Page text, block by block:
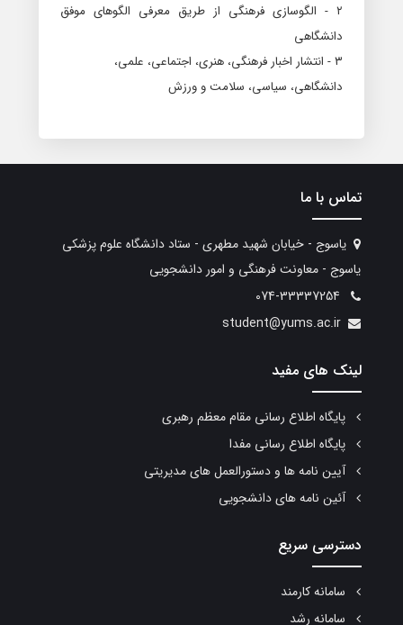
۲ - الگوسازی فرهنگی از طریق معرفی الگوهای موفق
دانشگاهی
۳- انتشار اخبار فرهنگی، هنری، اجتماعی، علمی،
دانشگاهی، سیاسی، سلامت و ورزش
تماس با ما
یاسوج - خیابان شهید مطهری - ستاد دانشگاه علوم پزشکی
یاسوج - معاونت فرهنگی و امور دانشجویی
student@yums.ac.ir
لینک های مفید
پایگاه اطلاع رسانی مقام معظم رهبری
پایگاه اطلاع رسانی مفدا
آیین نامه ها و دستورالعمل های مدیریتی
آئین نامه های دانشجویی
دسترسی سریع
سامانه کارمند
سامانه رشد